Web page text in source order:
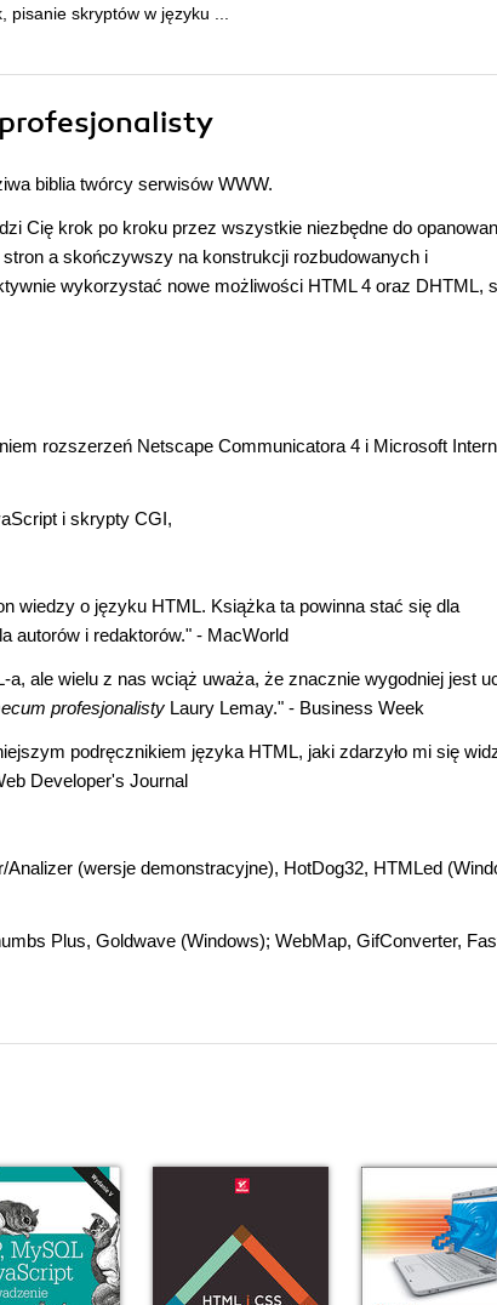
pisanie skryptów w języku ...
profesjonalisty
biblia twórcy serwisów WWW.
Cię krok po kroku przez wszystkie niezbędne do
a skończywszy na konstrukcji rozbudowanych i
wykorzystać nowe możliwości HTML 4 oraz DHTML,
rozszerzeń Netscape Communicatora 4 i Microsoft
i skrypty CGI,
wiedzy o języku HTML. Książka ta powinna stać się dla
autorów i redaktorów." - MacWorld
ale wielu z nas wciąż uważa, że znacznie wygodniej jest
profesjonalisty Laury Lemay." - Business Week
podręcznikiem języka HTML, jaki zdarzyło mi się
Developer's Journal
(wersje demonstracyjne), HotDog32, HTMLed
Plus, Goldwave (Windows); WebMap, GifConverter,